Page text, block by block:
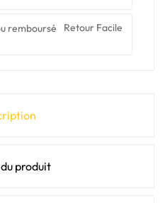
Retour Facile
produit